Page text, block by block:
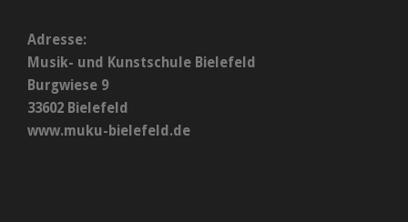
Adresse:
Musik- und Kunstschule Bielefeld
Burgwiese 9
33602 Bielefeld
www.muku-bielefeld.de